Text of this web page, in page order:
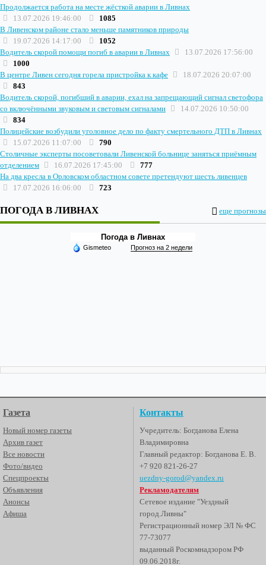
Продолжается работа на месте жёсткой аварии в Ливнах
13.07.2026 19:46:00
1085
В Ливенском районе стало меньше памятников природы
19.07.2026 14:17:00
1052
Водитель скорой помощи погиб в аварии в Ливнах
13.07.2026 17:56:00
1000
В центре Ливен сегодня горела пристройка к кафе
18.07.2026 20:07:00
843
Водитель скорой, погибший в аварии, ехал на запрещающий сигнал светофора
со включёнными звуковым и световым сигналами
14.07.2026 10:50:00
834
Полицейские возбудили уголовное дело по факту смертельного ДТП в Ливнах
15.07.2026 11:07:00
790
Столичные эксперты посоветовали Ливенской больнице заняться приёмным
отделением
16.07.2026 17:45:00
777
На два кресла в Орловском областном совете претендуют шесть ливенцев
17.07.2026 16:06:00
723
ПОГОДА В ЛИВНАХ еще прогнозы
Погода в Ливнах
Gismeteo Прогноз на 2 недели
Газета
Новый номер газеты
Архив газет
Все новости
Фото/видео
Спецпроекты
Объявления
Анонсы
Афиша
Контакты
Учредитель: Богданова Елена
Владимировна
Главный редактор: Богданова Е. В.
+7 920 821-26-27
uezdny-gorod@yandex.ru
Рекламодателям
Сетевое издание "Уездный
город.Ливны"
Регистрационный номер ЭЛ № ФС
77-73077
выданный Роскомнадзором РФ
09.06.2018г.